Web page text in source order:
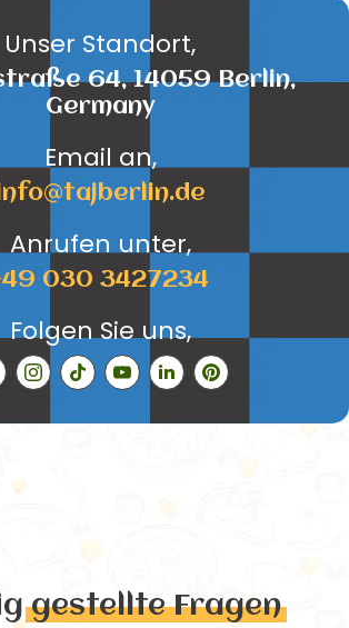
Unser Standort,
64, 14059 Berlin,
Germany
Email an,
Anrufen unter,
030 3427234
Folgen Sie uns,
gestellte Fragen